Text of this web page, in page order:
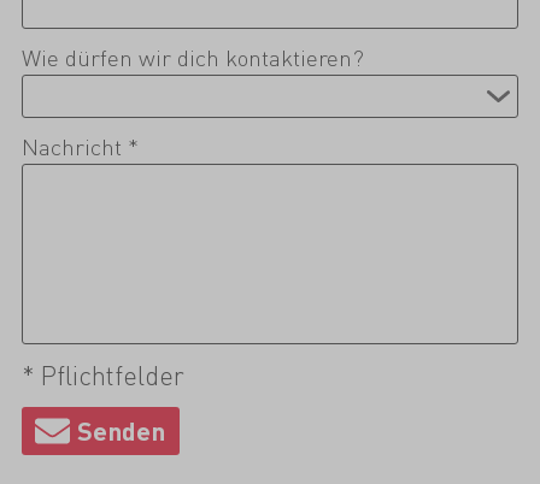
Wie dürfen wir dich kontaktieren?
Nachricht *
* Pflichtfelder